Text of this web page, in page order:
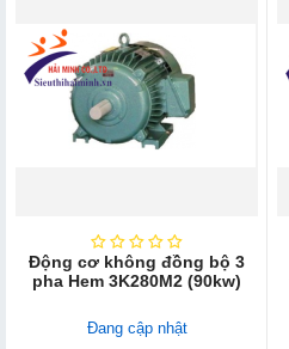
Động cơ không đồng bộ 3
pha Hem 3K280M2 (90kw)
Đang cập nhật